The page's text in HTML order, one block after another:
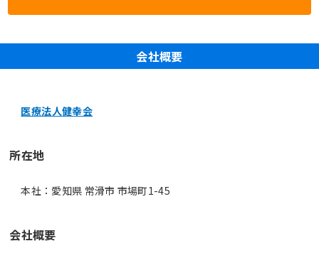
会社概要
医療法人健幸会
所在地
本社：愛知県 常滑市 市場町1-45
会社概要